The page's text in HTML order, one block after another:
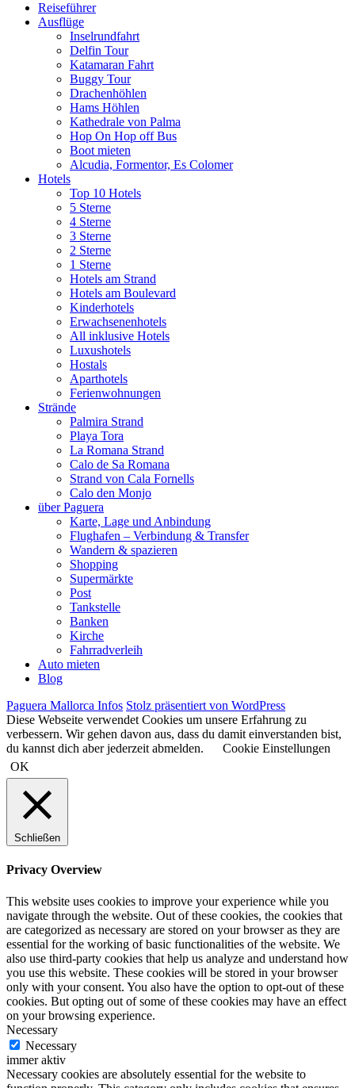
Reiseführer
Ausflüge
Inselrundfahrt
Delfin Tour
Katamaran Fahrt
Buggy Tour
Drachenhöhlen
Hams Höhlen
Kathedrale von Palma
Hop On Hop off Bus
Boot mieten
Alcudia, Formentor, Es Colomer
Hotels
Top 10 Hotels
5 Sterne
4 Sterne
3 Sterne
2 Sterne
1 Sterne
Hotels am Strand
Hotels am Boulevard
Kinderhotels
Erwachsenenhotels
All inklusive Hotels
Luxushotels
Hostals
Aparthotels
Ferienwohnungen
Strände
Palmira Strand
Playa Tora
La Romana Strand
Calo de Sa Romana
Strand von Cala Fornells
Calo den Monjo
über Paguera
Karte, Lage und Anbindung
Flughafen – Verbindung & Transfer
Wandern & spazieren
Shopping
Supermärkte
Post
Tankstelle
Banken
Kirche
Fahrradverleih
Auto mieten
Blog
Paguera Mallorca Infos Stolz präsentiert von WordPress
Diese Webseite verwendet Cookies um unsere Erfahrung zu
verbessern. Wir gehen davon aus, dass du damit einverstanden bist,
du kannst dich aber jederzeit abmelden.
Cookie Einstellungen
OK
Schließen
Privacy Overview
This website uses cookies to improve your experience while you
navigate through the website. Out of these cookies, the cookies that
are categorized as necessary are stored on your browser as they are
essential for the working of basic functionalities of the website. We
also use third-party cookies that help us analyze and understand how
you use this website. These cookies will be stored in your browser
only with your consent. You also have the option to opt-out of these
cookies. But opting out of some of these cookies may have an effect
on your browsing experience.
Necessary
Necessary
immer aktiv
Necessary cookies are absolutely essential for the website to